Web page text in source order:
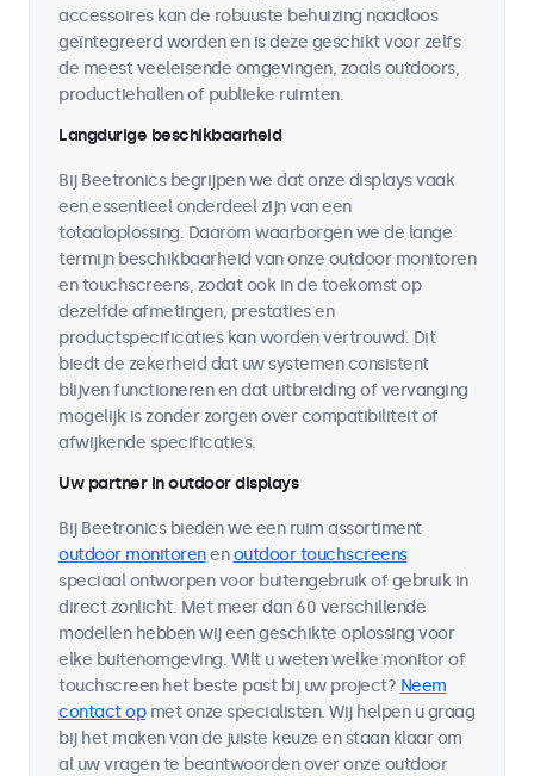
accessoires kan de robuuste behuizing naadloos
geïntegreerd worden en is deze geschikt voor zelfs
de meest veeleisende omgevingen, zoals outdoors,
productiehallen of publieke ruimten.
Langdurige beschikbaarheid
Bij Beetronics begrijpen we dat onze displays vaak
een essentieel onderdeel zijn van een
totaaloplossing. Daarom waarborgen we de lange
termijn beschikbaarheid van onze outdoor monitoren
en touchscreens, zodat ook in de toekomst op
dezelfde afmetingen, prestaties en
productspecificaties kan worden vertrouwd. Dit
biedt de zekerheid dat uw systemen consistent
blijven functioneren en dat uitbreiding of vervanging
mogelijk is zonder zorgen over compatibiliteit of
afwijkende specificaties.
Uw partner in outdoor displays
Bij Beetronics bieden we een ruim assortiment
outdoor monitorenenoutdoor touchscreens
speciaal ontworpen voor buitengebruik of gebruik in
direct zonlicht. Met meer dan 60 verschillende
modellen hebben wij een geschikte oplossing voor
elke buitenomgeving. Wilt u weten welke monitor of
touchscreen het beste past bij uw project? Neem
contact opmet onze specialisten. Wij helpen u graag
bij het maken van de juiste keuze en staan klaar om
al uw vragen te beantwoorden over onze outdoor